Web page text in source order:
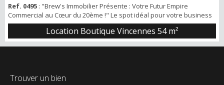
Ref. 0495 : "Brew's Immobilier Présente : Votre Futur Empire
Commercial au Cœur du 20ème !" Le spot idéal pour votre business
: Un local commercial spacieux et lumineux avec une grande vitrine,
situé au 15 rue du Surmelin, juste à côté du métro Pelleport.
Imaginez votre enseigne brillant dans ce quartier dynamique du
Location Boutique Vincennes 54 m²
Trouver un bien